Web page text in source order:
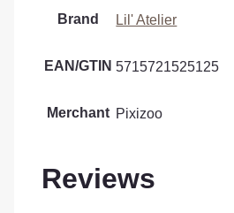
Brand Lil' Atelier
EAN/GTIN 5715721525125
Merchant Pixizoo
Reviews